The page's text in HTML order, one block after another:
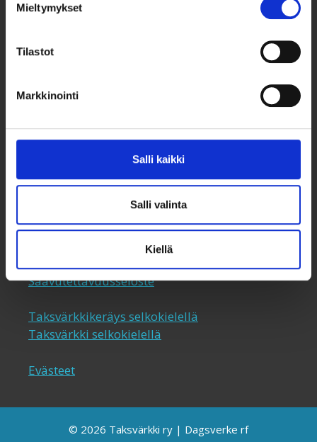
Mieltymykset
Tilastot
Markkinointi
Salli kaikki
Salli valinta
Kiellä
Globaalikeskus
taksvarkki@taksvarkki.fi
Uutiskirje
Lahjoita
Saavutettavuusseloste
Taksvärkkikeräys selkokielellä
Taksvärkki selkokielellä
Evästeet
© 2026 Taksvärkki ry | Dagsverke rf